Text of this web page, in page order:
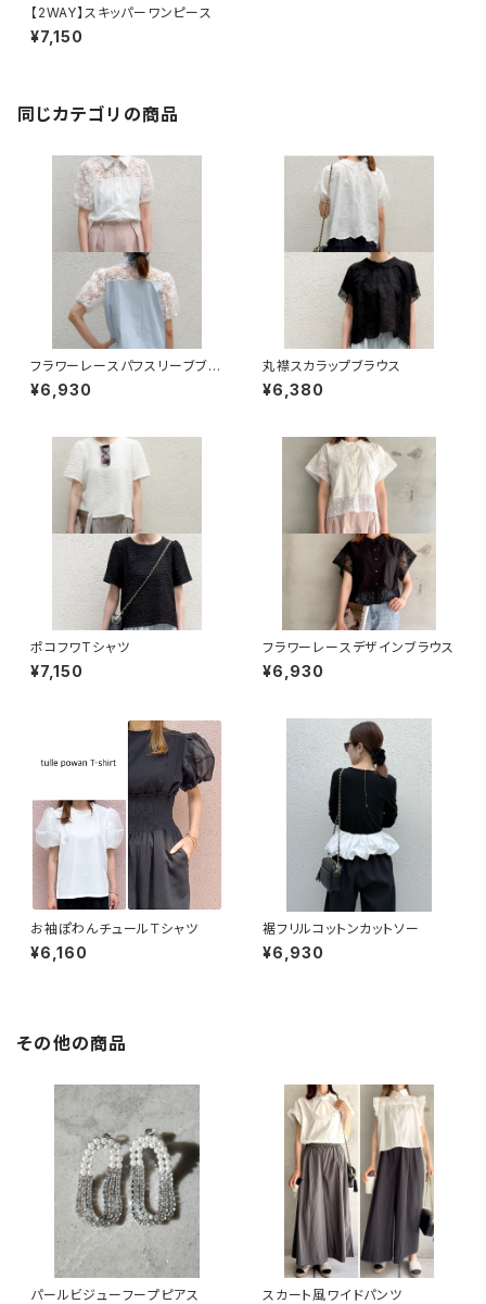
【2WAY】スキッパーワンピース
¥7,150
同じカテゴリの商品
フラワーレースパフスリーブブラ
ウス
¥6,930
丸襟スカラップブラウス
¥6,380
ポコフワTシャツ
¥7,150
フラワーレースデザインブラウス
¥6,930
お袖ぽわんチュールＴシャツ
¥6,160
裾フリルコットンカットソー
¥6,930
その他の商品
パールビジューフープピアス スカート風ワイドパンツ